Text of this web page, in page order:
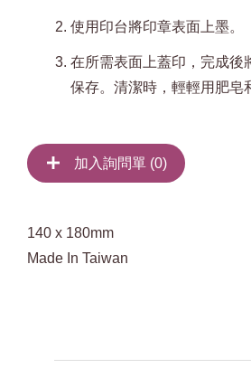
使用印台將印章表面上墨。
在所需表面上蓋印，完成後
保存。清潔時，輕輕用肥皂
加入詢問單 (0)
140 x 180mm
Made In Taiwan